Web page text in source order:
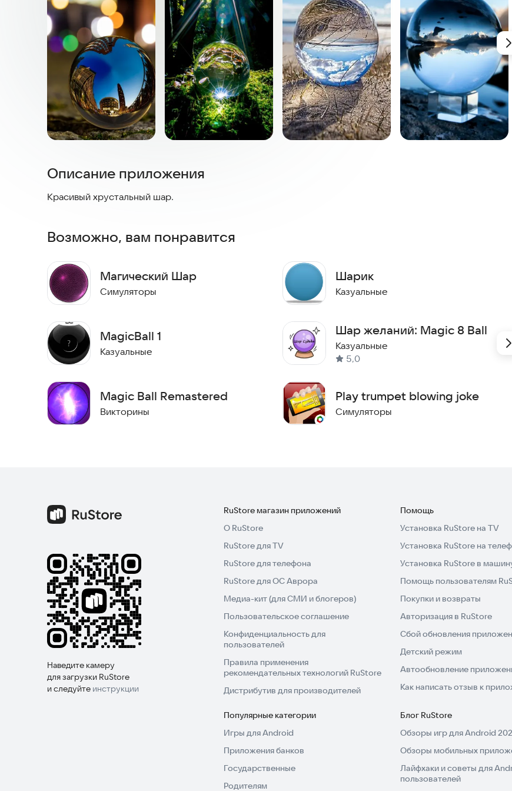
Описание приложения
Красивый хрустальный шар.
Возможно, вам понравится
Магический Шар
Симуляторы
MagicBall 1
Казуальные
Magic Ball Remastered
Викторины
Шарик
Казуальные
Шар желаний: Magic 8 Ball
Казуальные
5,0
Play trumpet blowing joke
Симуляторы
Наведите камеру
для загрузки RuStore
и следуйте инструкции
RuStore магазин приложений
О RuStore
RuStore для TV
RuStore для телефона
RuStore для ОС Аврора
Медиа-кит (для СМИ и блогеров)
Пользовательское соглашение
Конфиденциальность для
пользователей
Правила применения
рекомендательных технологий RuStore
Дистрибутив для производителей
Помощь
Установка RuStore на TV
Установка RuStore на
Установка RuStore в
Помощь пользователям
Покупки и возвраты
Авторизация в RuStore
Сбой обновления
Детский режим
Автообновление
Как написать отзыв к
Популярные категории
Игры для Android
Приложения банков
Государственные
Родителям
Блог RuStore
Обзоры игр для Android
Обзоры мобильных
Лайфхаки и советы для
пользователей